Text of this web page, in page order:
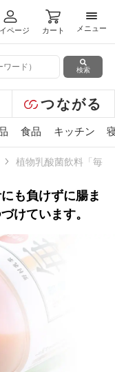
ページ カート
メニ
メニュー
検索
つながる
食品 キッチン
植物乳酸菌飲料「毎日
も負けずに腸ま
けています。